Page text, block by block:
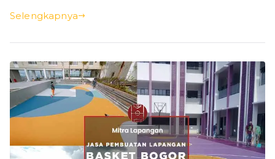
Selengkapnya